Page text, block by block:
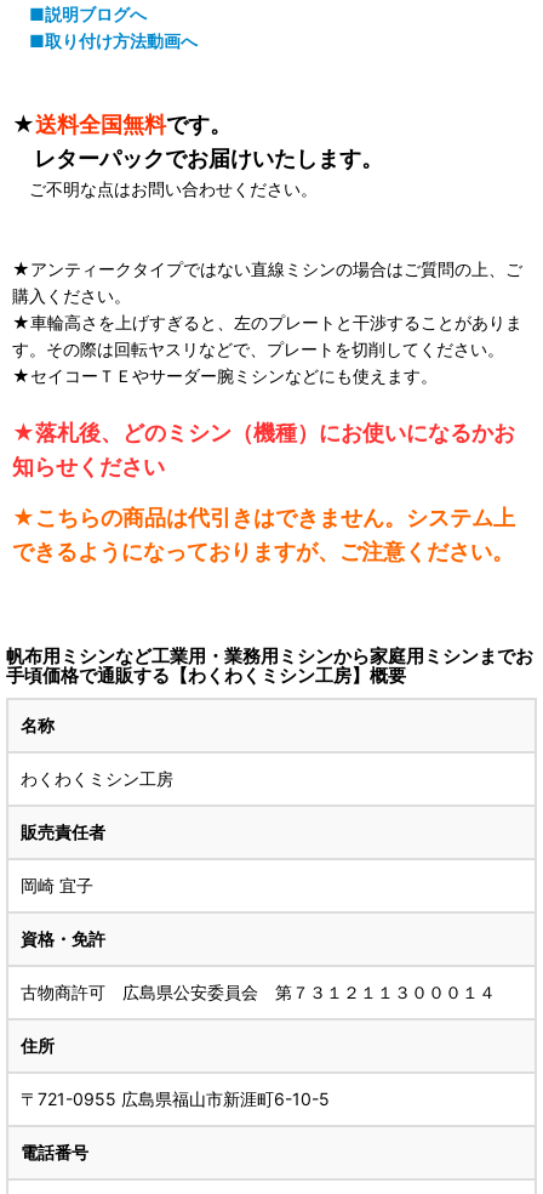
■説明ブログへ
■取り付け方法動画へ
★送料全国無料です。
レターパックでお届けいたします。
ご不明な点はお問い合わせください。
★アンティークタイプではない直線ミシンの場合はご質問の上、ご
購入ください。
★車輪高さを上げすぎると、左のプレートと干渉することがありま
す。その際は回転ヤスリなどで、プレートを切削してください。
★セイコーＴＥやサーダー腕ミシンなどにも使えます。
★落札後、どのミシン（機種）にお使いになるかお
知らせください
★こちらの商品は代引きはできません。システム上
できるようになっておりますが、ご注意ください。
帆布用ミシンなど工業用・業務用ミシンから家庭用ミシンまでお
手頃価格で通販する【わくわくミシン工房】概要
名称
わくわくミシン工房
販売責任者
岡崎 宜子
資格・免許
古物商許可 広島県公安委員会 第７３１２１１３０００１４
住所
〒721-0955 広島県福山市新涯町6-10-5
電話番号